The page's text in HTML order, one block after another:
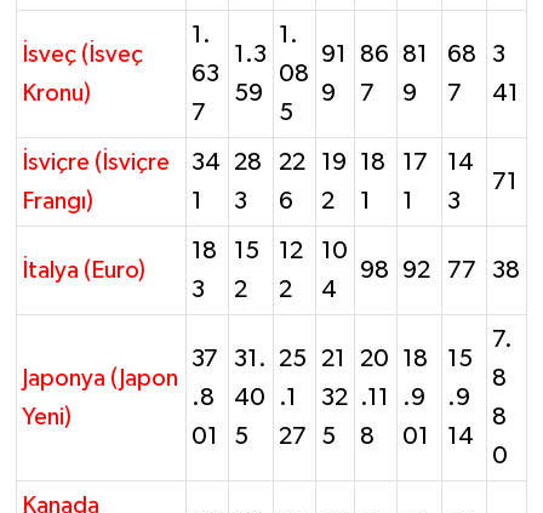
İsveç (İsveç
Kronu)
1.
63
7
1.3
59
1.
08
5
91
9
86
7
81
9
68
7
3
41
İsviçre (İsviçre
Frangı)
34
1
28
3
22
6
19
2
18
1
17
1
14
3
71
İtalya (Euro)
18
3
15
2
12
2
10
4
98 92 77 38
Japonya (Japon
Yeni)
37
.8
01
31.
40
5
25
.1
27
21
32
5
20
.11
8
18
.9
01
15
.9
14
7.
8
8
0
Kanada